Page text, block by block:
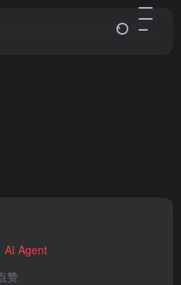
AI Agent
赞